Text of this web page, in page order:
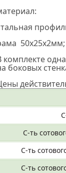
50х25х2мм;
комплекте
боковых
С-ть
С-ть
С-ть